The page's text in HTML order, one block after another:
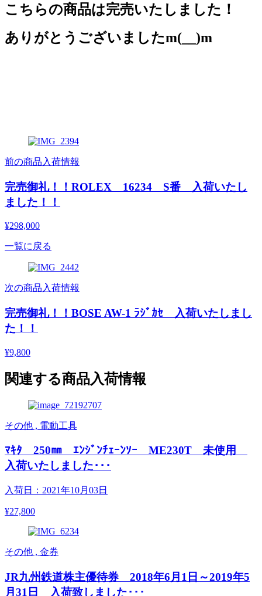
こちらの商品は完売いたしました！
ありがとうございましたm(__)m
前の商品入荷情報
完売御礼！！ROLEX 16234 S番 入荷いたし
ました！！
¥298,000
一覧に戻る
次の商品入荷情報
完売御礼！！BOSE AW-1 ﾗｼﾞｶｾ 入荷いたしまし
た！！
¥9,800
関連する商品入荷情報
その他 , 電動工具
ﾏｷﾀ 250㎜ ｴﾝｼﾞﾝﾁｪｰﾝｿｰ ME230T 未使用
入荷いたしました･･･
入荷日：2021年10月03日
¥27,800
その他 , 金券
JR九州鉄道株主優待券 2018年6月1日～2019年5
月31日 入荷致しました･･･